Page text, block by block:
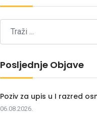
Posljednje Objave
Poziv za upis u I razred
06.08.2026.